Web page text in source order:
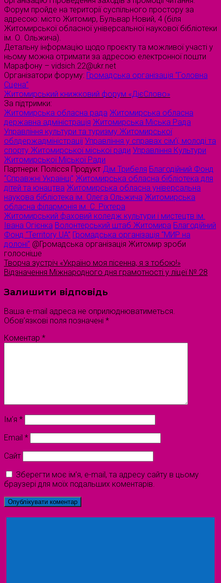
Форум пройде на території суспільного простору за
адресою: місто Житомир, Бульвар Новий, 4 (біля
Житомирської обласної універсальної наукової бібліотеки
ім. О. Ольжича).
Детальну інформацію щодо проєкту та можливої участі у
ньому можна отримати за адресою електронної пошти
Марафону – vidsich.22@ukr.net
Організатори форуму: Громадська організація “Головна
Сцена”
Житомирський книжковий форум «ДієСлово»
За підтримки:
Житомирська обласна рада Житомирська обласна
державна адміністрація Житомирська Міська Рада
Управління культури та туризму Житомирської
облдержадміністрації Управління у справах сім’ї, молоді та
спорту Житомирської міської ради Управління Культури
Житомирської Міської Ради
Партнери: Полісся Продукт Дім Трибеля Благодійний Фонд
“Справжні Українці” Житомирська обласна бібліотека для
дітей та юнацтва Житомирська обласна універсальна
наукова бібліотека ім. Олега Ольжича Житомирська
обласна філармонія ім. С. Ріхтера
Житомирський фаховий коледж культури і мистецтв ім.
Івана Огієнка Волонтерський штаб Житомира Благодійний
Фонд “Territory UA” Громадська організація “МИР на
долоні” @Громадська організація Житомир зроби
голосніше
Творча зустріч «Україно моя пісенна, я з тобою!»
Відзначення Міжнародного дня грамотності у ліцеї № 28
Залишити відповідь
Ваша e-mail адреса не оприлюднюватиметься.
Обов’язкові поля позначені *
Коментар *
Ім'я *
Email *
Сайт
Зберегти моє ім'я, e-mail, та адресу сайту в цьому
браузері для моїх подальших коментарів.